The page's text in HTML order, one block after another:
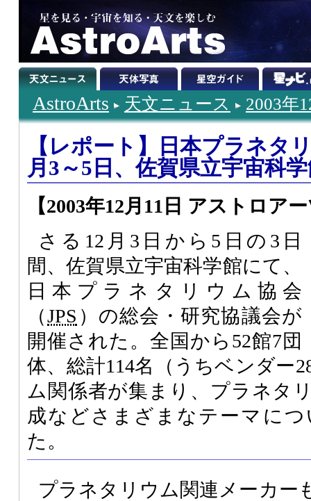
AstroArts 天文ニュース 2003年
【レポート】日本プラネタ
月3～5日、佐賀県立宇宙科
【2003年12月11日 アストロア
さる12月3日から5日の3日
間、佐賀県立宇宙科学館にて、
日本プラネタリウム協会
（JPS ）の総会・研究協議会が
開催された。全国から52館7団
体、総計114名（うちベンダー
ム関係者が集まり、プラネタ
成などさまざまなテーマに
た。
プラネタリウム関連メーカー